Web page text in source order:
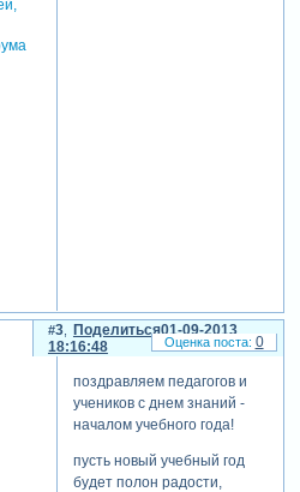
Поделиться
3
01-09-2013
18:16:48
поздравляем педагогов и
учеников с днем знаний -
началом учебного года!
пусть новый учебный год
будет полон радости,
0